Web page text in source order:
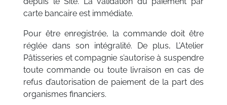
carte bancaire est immédiate.
Pour être enregistrée, la commande doit être
réglée dans son intégralité. De plus, L’Atelier
Pâtisseries et compagnie s’autorise à suspendre
toute commande ou toute livraison en cas de
refus d’autorisation de paiement de la part des
organismes financiers.